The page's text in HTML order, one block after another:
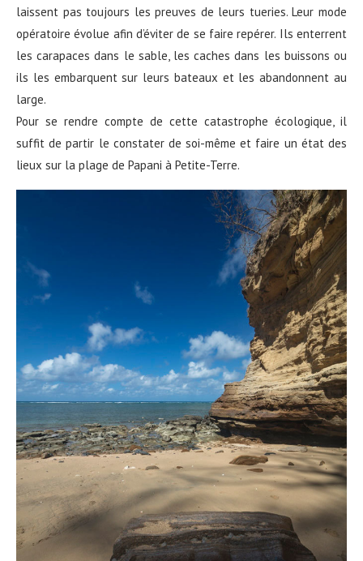
laissent pas toujours les preuves de leurs tueries. Leur mode
opératoire évolue afin d’éviter de se faire repérer. Ils enterrent
les carapaces dans le sable, les caches dans les buissons ou
ils les embarquent sur leurs bateaux et les abandonnent au
large.
Pour se rendre compte de cette catastrophe écologique, il
suffit de partir le constater de soi-même et faire un état des
lieux sur la plage de Papani à Petite-Terre.